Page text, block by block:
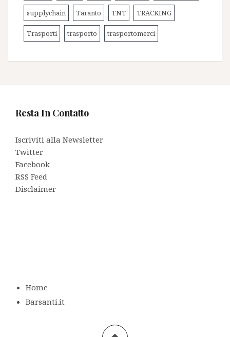
supplychain Taranto TNT TRACKING
Trasporti trasporto trasportomerci
Resta In Contatto
Iscriviti alla Newsletter
Twitter
Facebook
RSS Feed
Disclaimer
Home
Barsanti.it